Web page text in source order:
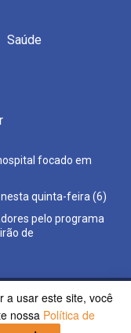
Saúde
focado em
quinta-feira (6)
pelo programa
de
Todos os direitos
Poppy Sites.
a usar este site, você
nossa Política de